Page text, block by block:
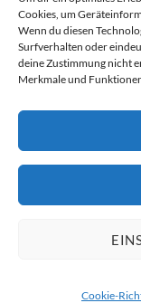
Cookies, um
Wenn du diesen
Surfverhalten oder
deine Zustimmung nicht
Merkmale und
Cookie-
Kontakt
Impressum
LIEFERGEBIET
Derzeit liefern wir für